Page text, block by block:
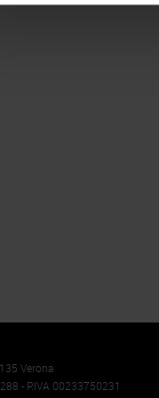
Verona
- P.IVA 00233750231